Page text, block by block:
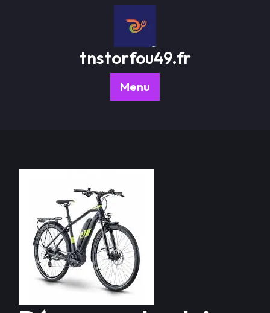
tnstorfou49.fr
Menu